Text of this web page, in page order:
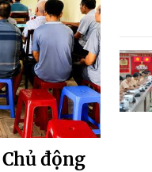
động